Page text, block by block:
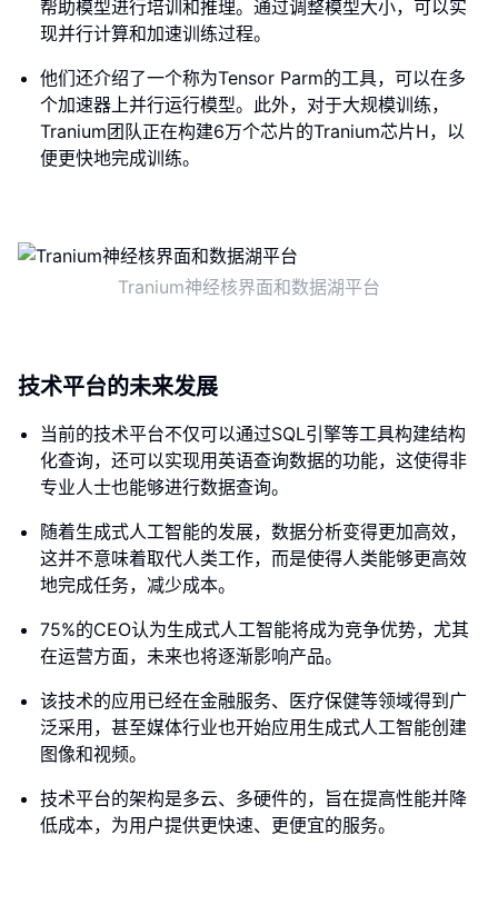
帮助模型进行培训和推理。通过调整模型大小，可以实
现并行计算和加速训练过程。
他们还介绍了一个称为Tensor Parm的工具，可以在多
个加速器上并行运行模型。此外，对于大规模训练，
Tranium团队正在构建6万个芯片的Tranium芯片H，以
便更快地完成训练。
Tranium神经核界面和数据湖平台
技术平台的未来发展
当前的技术平台不仅可以通过SQL引擎等工具构建结构
化查询，还可以实现用英语查询数据的功能，这使得非
专业人士也能够进行数据查询。
随着生成式人工智能的发展，数据分析变得更加高效，
这并不意味着取代人类工作，而是使得人类能够更高效
地完成任务，减少成本。
75%的CEO认为生成式人工智能将成为竞争优势，尤其
在运营方面，未来也将逐渐影响产品。
该技术的应用已经在金融服务、医疗保健等领域得到广
泛采用，甚至媒体行业也开始应用生成式人工智能创建
图像和视频。
技术平台的架构是多云、多硬件的，旨在提高性能并降
低成本，为用户提供更快速、更便宜的服务。